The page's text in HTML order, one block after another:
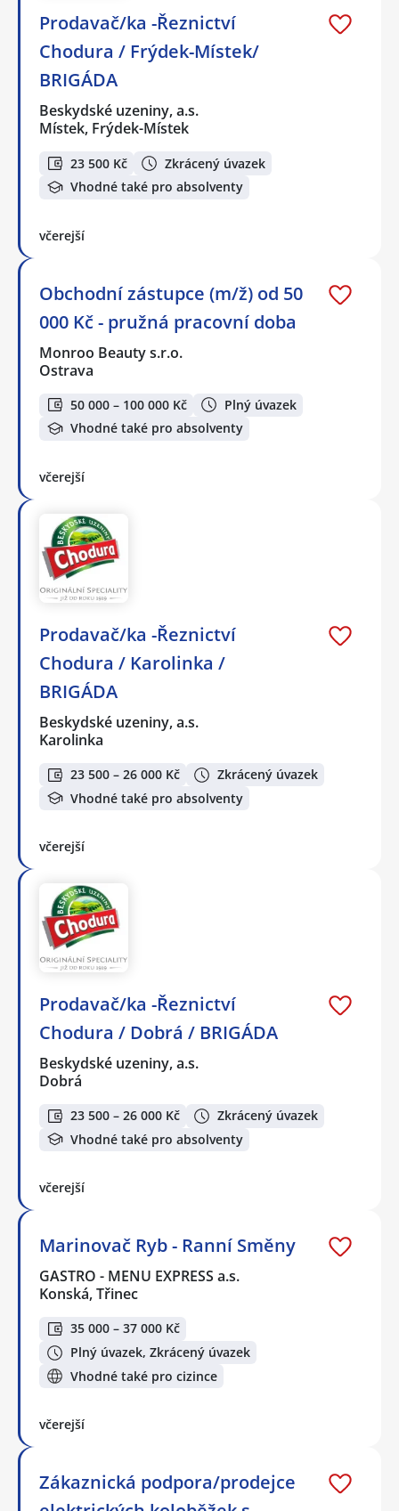
Prodavač/ka -Řeznictví
Chodura / Frýdek-Místek/
BRIGÁDA
Beskydské uzeniny, a.s.
Místek, Frýdek-Místek
23 500 Kč
Zkrácený úvazek
Vhodné také pro absolventy
včerejší
Obchodní zástupce (m/ž) od 50
000 Kč - pružná pracovní doba
Monroo Beauty s.r.o.
Ostrava
50 000 – 100 000 Kč
Plný úvazek
Vhodné také pro absolventy
včerejší
Prodavač/ka -Řeznictví
Chodura / Karolinka /
BRIGÁDA
Beskydské uzeniny, a.s.
Karolinka
23 500 – 26 000 Kč
Zkrácený úvazek
Vhodné také pro absolventy
včerejší
Prodavač/ka -Řeznictví
Chodura / Dobrá / BRIGÁDA
Beskydské uzeniny, a.s.
Dobrá
23 500 – 26 000 Kč
Zkrácený úvazek
Vhodné také pro absolventy
včerejší
Marinovač Ryb - Ranní Směny
GASTRO - MENU EXPRESS a.s.
Konská, Třinec
35 000 – 37 000 Kč
Plný úvazek, Zkrácený úvazek
Vhodné také pro cizince
včerejší
Zákaznická podpora/prodejce